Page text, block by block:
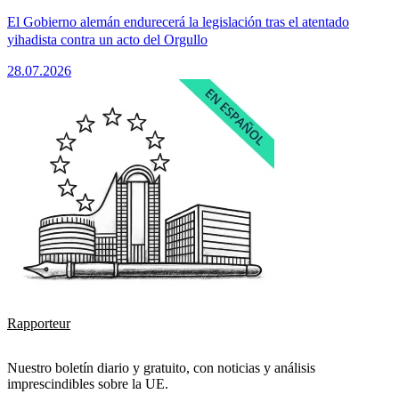
El Gobierno alemán endurecerá la legislación tras el atentado
yihadista contra un acto del Orgullo
28.07.2026
Rapporteur
Nuestro boletín diario y gratuito, con noticias y análisis
imprescindibles sobre la UE.